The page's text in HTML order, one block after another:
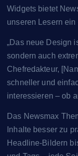
Widgets bietet
unseren Lesern
„Das neue Design
sondern auch
Chefredakteur,
schneller und
interessieren – ob
Das Newsmax
Inhalte besser zu
Headline-Bildern